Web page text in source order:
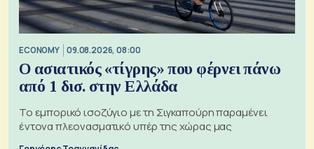
ECONOMY 09.08.2026, 08:00
Ο ασιατικός «τίγρης» που φέρνει πάνω
από 1 δισ. στην Ελλάδα
Το εμπορικό ισοζύγιο με τη Σιγκαπούρη παραμένει
έντονα πλεονασματικό υπέρ της χώρας μας